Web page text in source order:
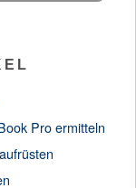
Pro ermitteln